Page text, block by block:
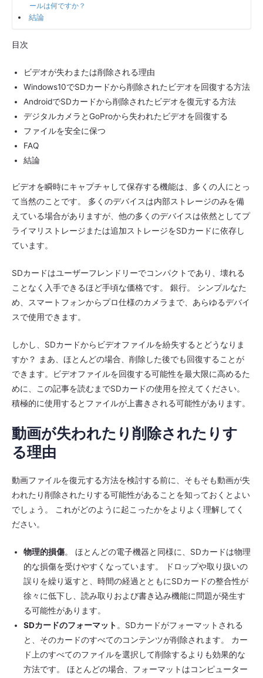
ールは何ですか？
結論
目次
ビデオが失わまたは削除される理由
Windows10でSDカードから削除されたビデオを回復する方法
AndroidでSDカードから削除されたビデオを復元する方法
デジタルカメラとGoProから失われたビデオを回復する
ファイルを安全に保つ
FAQ
結論
ビデオを瞬時にキャプチャして保存する機能は、多くの人にとっ
て当然のことです。 多くのデバイスは内部ストレージのみを備
えている場合がありますが、他の多くのデバイスは依然としてプ
ライマリストレージまたは追加ストレージをSDカードに依存し
ています。
SDカードはユーザーフレンドリーでコンパクトであり、壊れる
ことなく入手できるほど手頃な価格です。 銀行。 シンプルなた
め、スマートフォンからプロ仕様のカメラまで、あらゆるデバイ
スで使用できます。
しかし、SDカードからビデオファイルを紛失するとどうなりま
すか？ まあ、ほとんどの場合、削除した後でも回復することが
できます。ビデオファイルを回復する可能性を最大限に高めるた
めに、この記事を読むまでSDカードの使用を控えてください。
積極的に使用するとファイルが上書きされる可能性があります。
動画が失われたり削除されたりす
る理由
動画ファイルを復元する方法を検討する前に、そもそも動画が失
われたり削除されたりする可能性があることを知っておくとよい
でしょう。 これがどのように起こったかをよりよく理解してく
ださい。
物理的損傷。 ほとんどの電子機器と同様に、SDカードは物理
的な損傷を受けやすくなっています。 ドロップや取り扱いの
誤りを繰り返すと、時間の経過とともにSDカードの整合性が
徐々に低下し、読み取りおよび書き込み機能に問題が発生す
る可能性があります。
SDカードのフォーマット 。SDカードがフォーマットされる
と、そのカードのすべてのコンテンツが削除されます。 カー
ド上のすべてのファイルを選択して削除するよりも効果的な
方法です。 ほとんどの場合、フォーマットはコンピューター